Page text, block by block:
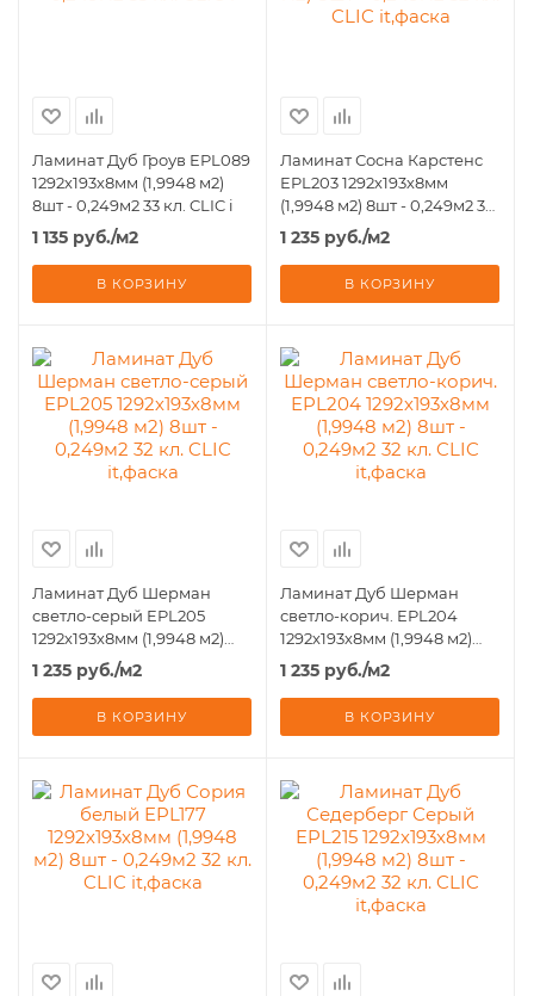
Ламинат Дуб Гроув EPL089
1292х193х8мм (1,9948 м2)
8шт - 0,249м2 33 кл. CLIC i
1 135 руб./м2
В КОРЗИНУ
Ламинат Сосна Карстенс
EPL203 1292х193х8мм
(1,9948 м2) 8шт - 0,249м2 32
кл. CLIC it,фаска
1 235 руб./м2
В КОРЗИНУ
Ламинат Дуб Шерман
светло-серый EPL205
1292х193х8мм (1,9948 м2)
8шт - 0,249м2 32 кл. CLIC
it,фаска
1 235 руб./м2
В КОРЗИНУ
Ламинат Дуб Шерман
светло-корич. EPL204
1292х193х8мм (1,9948 м2)
8шт - 0,249м2 32 кл. CLIC
it,фаска
1 235 руб./м2
В КОРЗИНУ